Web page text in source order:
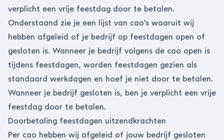
verplicht een vrije feestdag door te betalen.
Onderstaand zie je een lijst van cao's waaruit wij
hebben afgeleid of je bedrijf op feestdagen open of
gesloten is. Wanneer je bedrijf volgens de cao open is
tijdens feestdagen, worden feestdagen gezien als
standaard werkdagen en hoef je niet door te betalen.
Wanneer je bedrijf gesloten is, ben je verplicht een vrije
feestdag door te betalen.
Doorbetaling feestdagen uitzendkrachten
Per cao hebben wij afgeleid of jouw bedrijf gesloten